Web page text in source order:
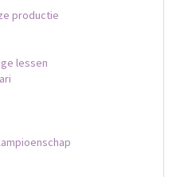
productie
lessen